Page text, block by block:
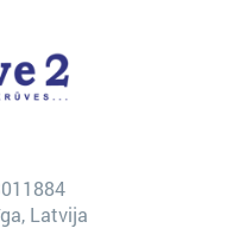
Latvija